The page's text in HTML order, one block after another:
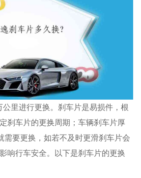
里进行更换。刹车片是易损件，根
刹车片的更换周期；车辆刹车片厚
需要更换，如若不及时更滑刹车片会
响行车安全。以下是刹车片的更换